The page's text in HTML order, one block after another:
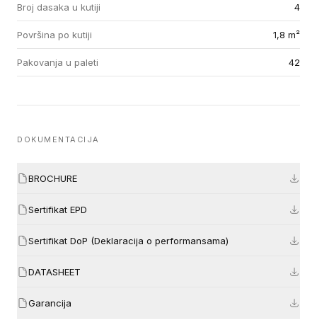
Broj dasaka u kutiji 4
Površina po kutiji 1,8 m²
Pakovanja u paleti 42
DOKUMENTACIJA
BROCHURE
Sertifikat EPD
Sertifikat DoP (Deklaracija o performansama)
DATASHEET
Garancija